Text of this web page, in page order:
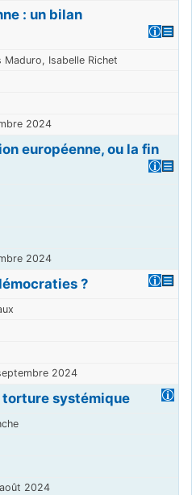
: un bilan
Maduro, Isabelle Richet
2024
européenne, ou la fin
2024
?
2024
systémique
2024